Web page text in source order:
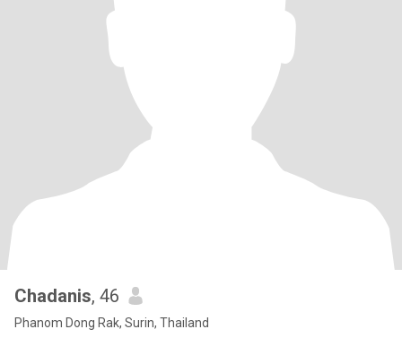
Chadanis, 46
Phanom Dong Rak, Surin, Thailand